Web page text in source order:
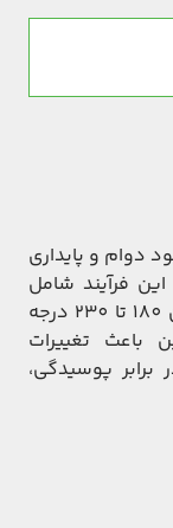
دوام و پایداری
فرآیند شامل
حرارت دادن چوب تا دمای بالا، معمولاً بین 180 تا 230 درجه
باعث تغییرات
پوسیدگی،